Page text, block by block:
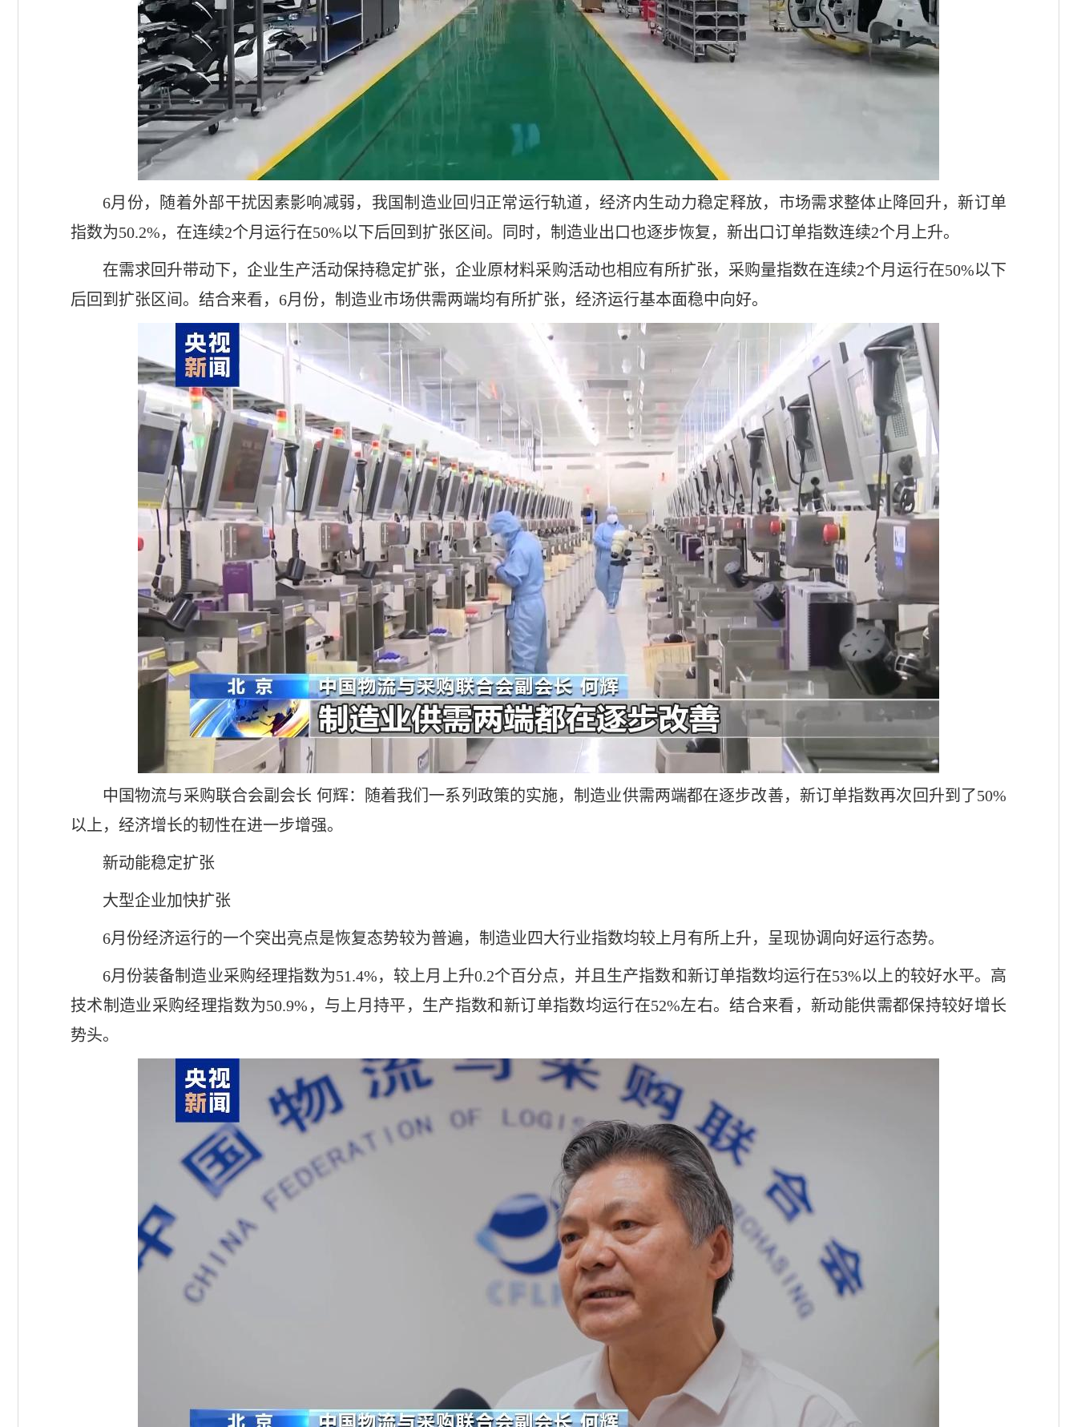
6月份，随着外部干扰因素影响减弱，我国制造业回归正常运行轨道，经济内生动力稳定释放，市场需求整体止降回升，新订单
指数为50.2%，在连续2个月运行在50%以下后回到扩张区间。同时，制造业出口也逐步恢复，新出口订单指数连续2个月上升。
在需求回升带动下，企业生产活动保持稳定扩张，企业原材料采购活动也相应有所扩张，采购量指数在连续2个月运行在50%以下
后回到扩张区间。结合来看，6月份，制造业市场供需两端均有所扩张，经济运行基本面稳中向好。
中国物流与采购联合会副会长 何辉：随着我们一系列政策的实施，制造业供需两端都在逐步改善，新订单指数再次回升到了50%
以上，经济增长的韧性在进一步增强。
新动能稳定扩张
大型企业加快扩张
6月份经济运行的一个突出亮点是恢复态势较为普遍，制造业四大行业指数均较上月有所上升，呈现协调向好运行态势。
6月份装备制造业采购经理指数为51.4%，较上月上升0.2个百分点，并且生产指数和新订单指数均运行在53%以上的较好水平。高
技术制造业采购经理指数为50.9%，与上月持平，生产指数和新订单指数均运行在52%左右。结合来看，新动能供需都保持较好增长
势头。